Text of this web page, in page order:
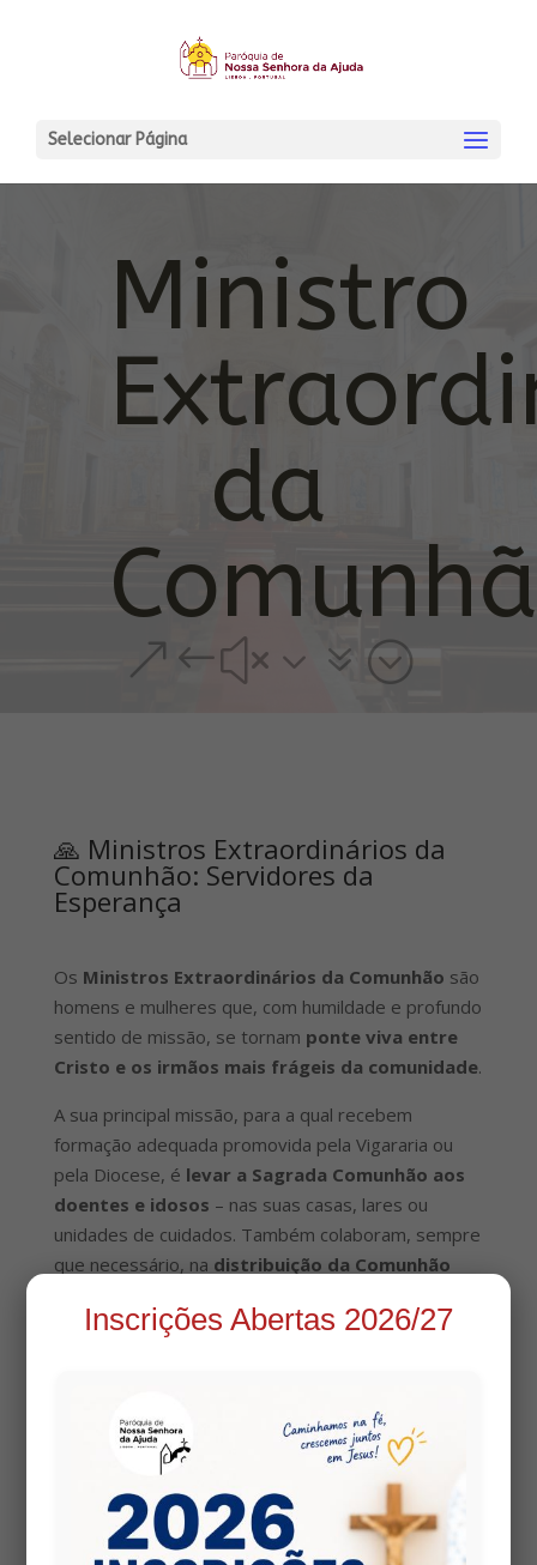
Selecionar Página
Ministro
da
&#x37;
🙏 Ministros Extraordinários da
Comunhão: Servidores da
Esperança
Os Ministros Extraordinários da Comunhão são
homens e mulheres que, com humildade e profundo
sentido de missão, se tornam ponte viva entre
Cristo e os irmãos mais frágeis da comunidade.
A sua principal missão, para a qual recebem
formação adequada promovida pela Vigararia ou
pela Diocese, é levar a Sagrada Comunhão aos
doentes e idosos – nas suas casas, lares ou
unidades de cuidados. Também colaboram, sempre
que necessário, na distribuição da Comunhão
Este serviço é, nas palavras do Papa Francisco
“um gesto de ternura, de proximidade, de
evangelização silenciosa”, que
leva Cristo vivo
àqueles que já não podem vir até Ele
Inscrições Abertas 2026/27